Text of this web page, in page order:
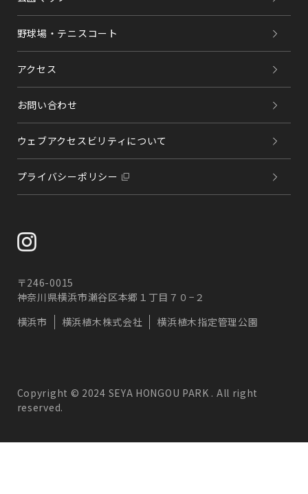
野球場・テニスコート
アクセス
お問い合わせ
ウェブアクセスビリティについて
プライバシーポリシー
〒246-0015
神奈川県横浜市瀬谷区本郷１丁目７０−２
横浜市
横浜植木株式会社 横浜植木指定管理公園
Copyright © 2024 SEYA HONGOU PARK . All right
reserved.